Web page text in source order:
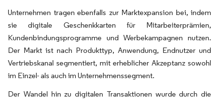
Unternehmen tragen ebenfalls zur Marktexpansion bei, indem
sie digitale Geschenkkarten für Mitarbeiterprämien,
Kundenbindungsprogramme und Werbekampagnen nutzen.
Der Markt ist nach Produkttyp, Anwendung, Endnutzer und
Vertriebskanal segmentiert, mit erheblicher Akzeptanz sowohl
im Einzel- als auch im Unternehmenssegment.
Der Wandel hin zu digitalen Transaktionen wurde durch die